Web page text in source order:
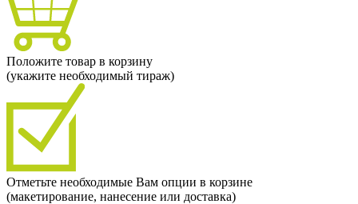
Положите товар в корзину
(укажите необходимый тираж)
Отметьте необходимые Вам опции в корзине
(макетирование, нанесение или доставка)